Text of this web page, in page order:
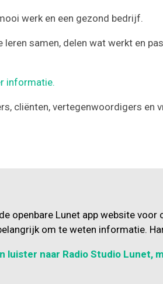
werk en een gezond bedrijf.
samen, delen wat werkt en
informatie.
cliënten, vertegenwoordigers en
openbare Lunet app website
om te weten informatie.
luister naar Radio Studio Lunet,